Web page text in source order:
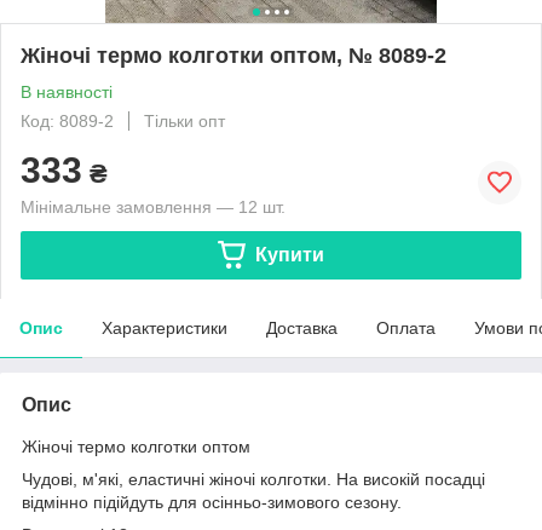
Жіночі термо колготки оптом, № 8089-2
В наявності
Код: 8089-2
Тільки опт
333 ₴
Мінімальне замовлення — 12 шт.
Купити
Опис Характеристики Доставка Оплата Умови
Опис
Жіночі термо колготки оптом
Чудові, м'які, еластичні жіночі колготки. На високій посадці
відмінно підійдуть для осінньо-зимового сезону.